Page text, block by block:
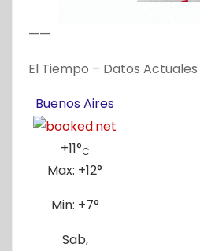
——
El Tiempo – Datos Actuales
Buenos Aires
+11°C
Max: +12°
Min: +7°
Sab,